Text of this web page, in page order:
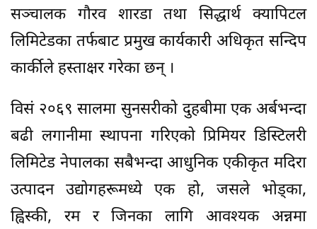
सञ्चालक गौरव शारडा तथा सिद्धार्थ क्यापिटल
लिमिटेडका तर्फबाट प्रमुख कार्यकारी अधिकृत सन्दिप
कार्कीले हस्ताक्षर गरेका छन् ।
विसं २०६९ सालमा सुनसरीको दुहबीमा एक अर्बभन्दा
बढी लगानीमा स्थापना गरिएको प्रिमियर डिस्टिलरी
लिमिटेड नेपालका सबैभन्दा आधुनिक एकीकृत मदिरा
उत्पादन उद्योगहरूमध्ये एक हो, जसले भोड्का,
ह्विस्की, रम र जिनका लागि आवश्यक अन्नमा